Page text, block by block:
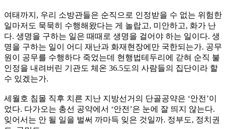
여태까지, 우리 소방관들은 순직으로 인정받을 수 없는 위험한
일마저도 묵묵히 수행해왔다는 게 놀랍고, 미안하고, 화가 난
다. 생명을 구하는 일은 때때로 생명을 걸어야 하는 일이다. 생
명을 구하는 일이 어디 재난과 화재현장에만 국한되는가. 공무
원이 공무를 수행하다 죽었는데 현행법테두리에 갇혀 순직 불
인정을 내려버린 기관도 체온 36.5도의 사람들의 집단이라 할
수 있겠는가.
세월호 침몰 직후 치른 지난 지방선거의 단골공약은 ‘안전’이
었다. 다가오는 총선 공약에서 ‘안전’은 눈에 잘 띄지 않는다.
잊어서는 안 될 일을 벌써 까마득 잊은 것일까. 정부도, 정치권